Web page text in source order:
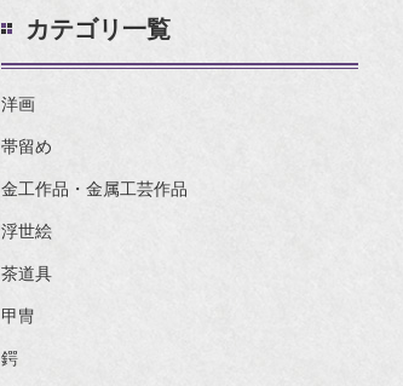
カテゴリ一覧
洋画
帯留め
金工作品・金属工芸作品
浮世絵
茶道具
甲冑
鍔